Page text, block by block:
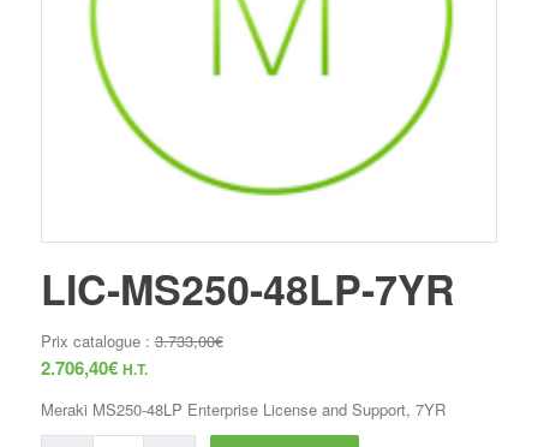
LIC-MS250-48LP-7YR
Prix catalogue :3.733,00€
2.706,40€ H.T.
Meraki MS250-48LP Enterprise License and Support, 7YR